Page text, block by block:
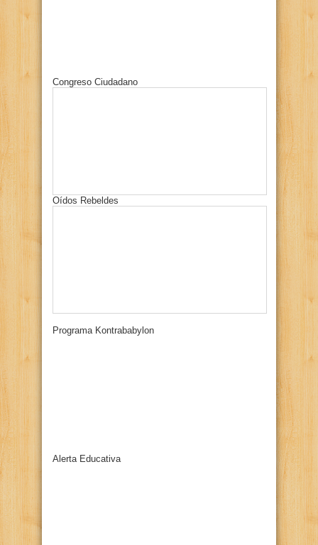
Congreso Ciudadano
Oídos Rebeldes
Programa Kontrababylon
Alerta Educativa